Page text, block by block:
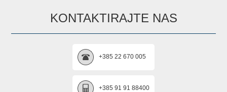
KONTAKTIRAJTE NAS
+385 22 670 005
+385 91 91 88400